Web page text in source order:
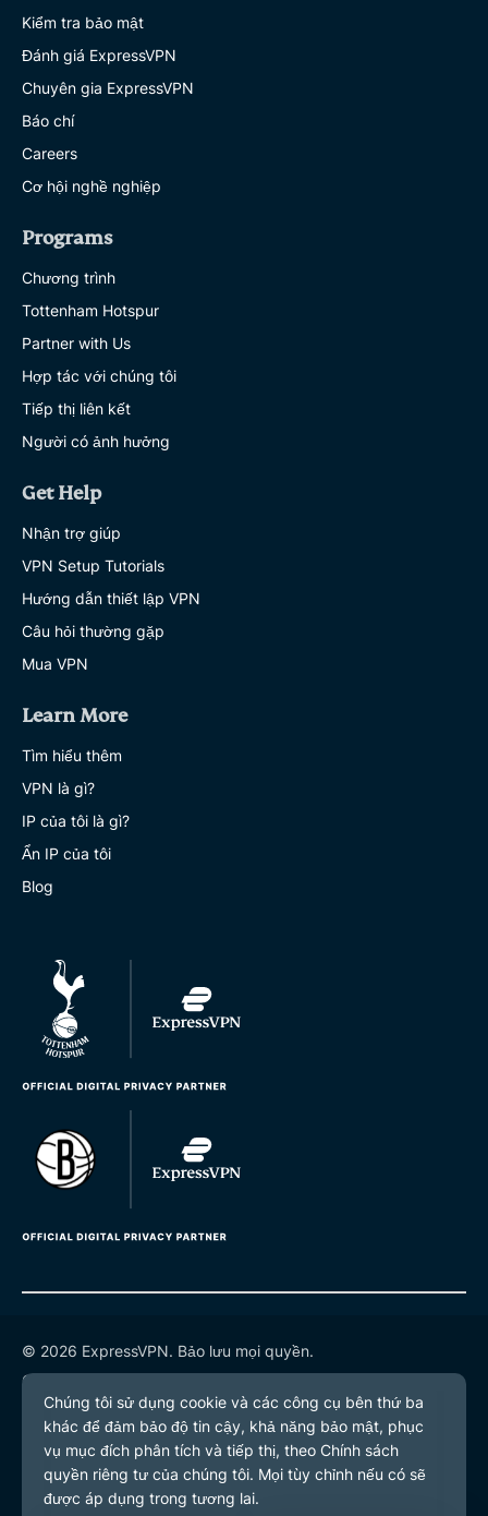
Kiểm tra bảo mật
Đánh giá ExpressVPN
Chuyên gia ExpressVPN
Báo chí
Careers
Cơ hội nghề nghiệp
Programs
Chương trình
Tottenham Hotspur
Partner with Us
Hợp tác với chúng tôi
Tiếp thị liên kết
Người có ảnh hưởng
Get Help
Nhận trợ giúp
VPN Setup Tutorials
Hướng dẫn thiết lập VPN
Câu hỏi thường gặp
Mua VPN
Learn More
Tìm hiểu thêm
VPN là gì?
IP của tôi là gì?
Ẩn IP của tôi
Blog
© 2026 ExpressVPN. Bảo lưu mọi quyền.
Chính sách quyền riêng tư
Điều khoản dịch vụ
Tùy chọn cookie